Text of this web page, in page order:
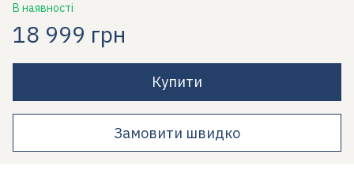
В наявності
18 999 грн
Купити
Замовити швидко